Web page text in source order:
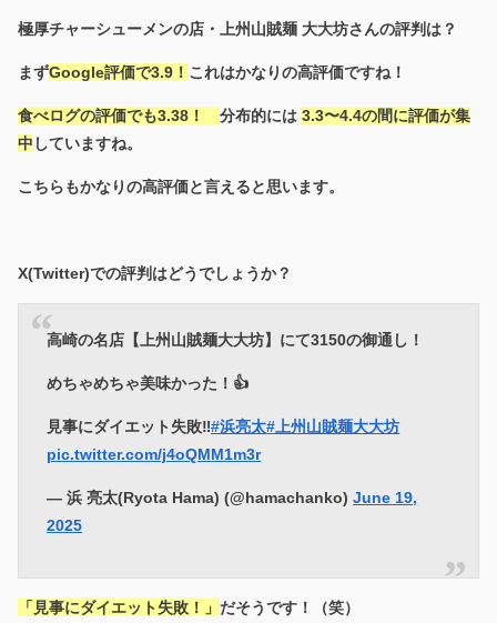
極厚チャーシューメンの店・上州山賊麺 大大坊さんの評判は？
まずGoogle評価で3.9！ これはかなりの高評価ですね！
食べログの評価でも3.38！ 分布的には 3.3〜4.4の間に評価が集
中 していますね。
こちらもかなりの高評価と言えると思います。
X(Twitter)での評判はどうでしょうか？
高崎の名店【上州山賊麺大大坊】にて3150の御通し！
めちゃめちゃ美味かった！👍
見事にダイエット失敗‼️#浜亮太#上州山賊麺大大坊
pic.twitter.com/j4oQMM1m3r
— 浜 亮太(Ryota Hama) (@hamachanko)June 19,
2025
「見事にダイエット失敗！」 だそうです！（笑）